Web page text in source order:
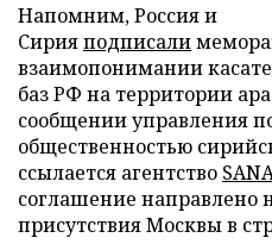
Напомним, Россия и
Сирияподписали
взаимопонимании
баз РФ на территории
сообщении управления
общественностью
ссылается агентство
соглашение направлено
присутствия Москвы в